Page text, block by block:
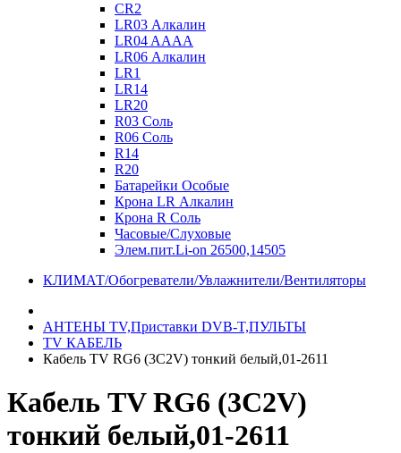
CR2
LR03 Алкалин
LR04 AAAA
LR06 Алкалин
LR1
LR14
LR20
R03 Соль
R06 Соль
R14
R20
Батарейки Особые
Крона LR Алкалин
Крона R Соль
Часовые/Слуховые
Элем.пит.Li-on 26500,14505
КЛИМАТ/Обогреватели/Увлажнители/Вентиляторы
АНТЕНЫ ТV,Приставки DVB-T,ПУЛЬТЫ
TV КАБЕЛЬ
Кабель TV RG6 (3C2V) тонкий белый,01-2611
Кабель TV RG6 (3C2V)
тонкий белый,01-2611